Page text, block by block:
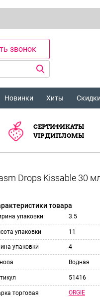
звонок
Новинки Хиты
СЕРТИФИКАТЫ
VIP ДИПЛОМЫ
товара
упаковки 3.5
упаковки 11
упаковки 4
Водная
51416
торговая ORGIE